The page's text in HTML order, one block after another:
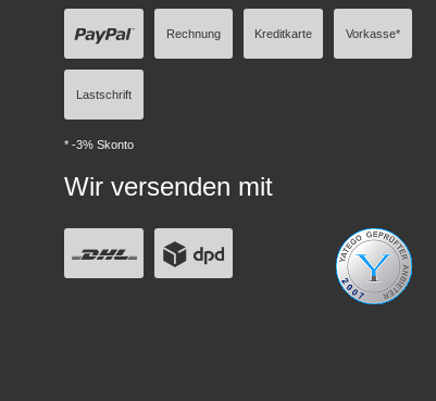
Rechnung Kreditkarte Vorkasse*
Lastschrift
* -3% Skonto
Wir versenden mit